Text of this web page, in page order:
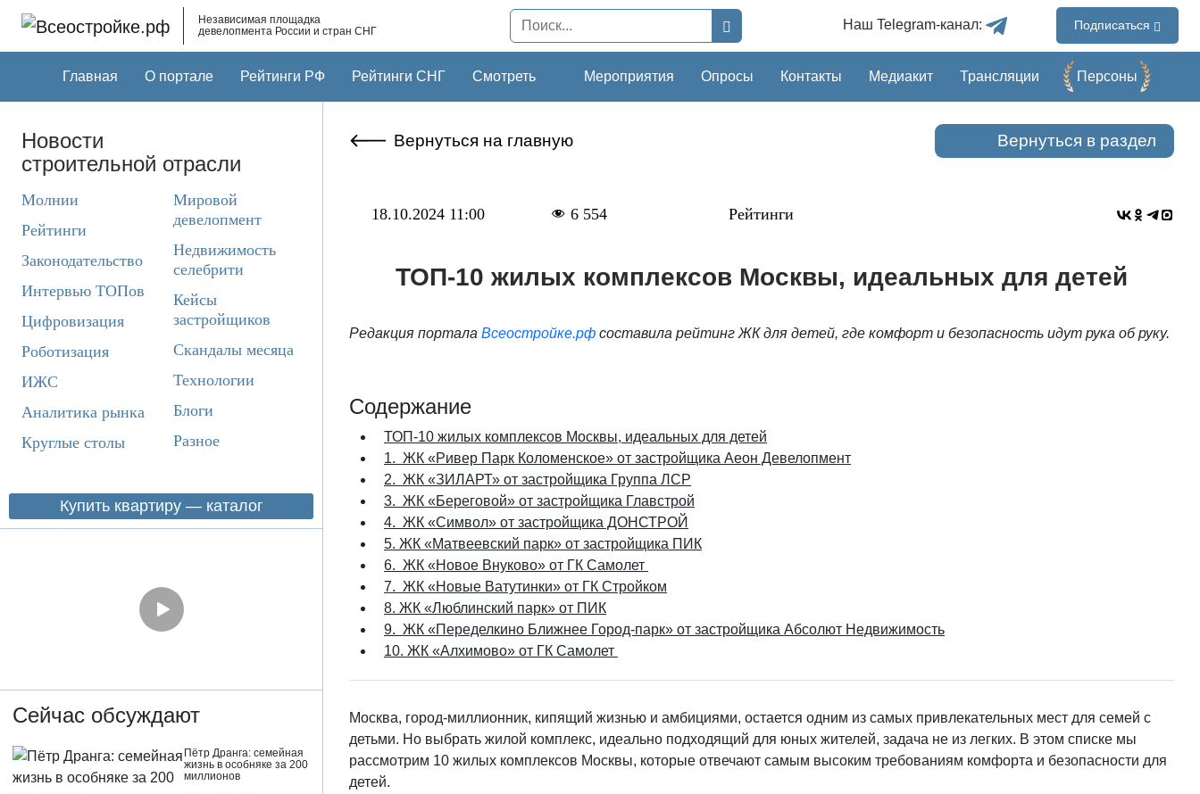
Независимая площадка
девелопмента России и стран СНГ
Наш Telegram-канал: Подписаться
Главная О портале Рейтинги РФ Рейтинги СНГ Смотреть Мероприятия Опросы Контакты Медиакит Трансляции Перcоны
Новости
строительной отрасли
Молнии
Рейтинги
Законодательство
Интервью ТОПов
Цифровизация
Роботизация
ИЖС
Аналитика рынка
Круглые столы
Мировой
девелопмент
Недвижимость
селебрити
Кейсы
застройщиков
Скандалы месяца
Технологии
Блоги
Разное
Купить квартиру — каталог
Сейчас обсуждают
Пётр Дранга: семейная
жизнь в особняке за 200
миллионов
Вернуться на главную Вернуться в раздел
18.10.2024 11:00 6 554 Рейтинги
ТОП-10 жилых комплексов Москвы, идеальных для детей
Редакция портала Всеостройке.рф составила рейтинг ЖК для детей, где комфорт и безопасность идут рука об руку.
Содержание
ТОП-10 жилых комплексов Москвы, идеальных для детей
1. ЖК «Ривер Парк Коломенское» от застройщика Аеон Девелопмент
2. ЖК «ЗИЛАРТ» от застройщика Группа ЛСР
3. ЖК «Береговой» от застройщика Главстрой
4. ЖК «Символ» от застройщика ДОНСТРОЙ
5. ЖК «Матвеевский парк» от застройщика ПИК
6. ЖК «Новое Внуково» от ГК Самолет
7. ЖК «Новые Ватутинки» от ГК Стройком
8. ЖК «Люблинский парк» от ПИК
9. ЖК «Переделкино Ближнее Город-парк» от застройщика Абсолют Недвижимость
10. ЖК «Алхимово» от ГК Самолет
Москва, город-миллионник, кипящий жизнью и амбициями, остается одним из самых привлекательных мест для семей с
детьми. Но выбрать жилой комплекс, идеально подходящий для юных жителей, задача не из легких. В этом списке мы
рассмотрим 10 жилых комплексов Москвы, которые отвечают самым высоким требованиям комфорта и безопасности для
детей.